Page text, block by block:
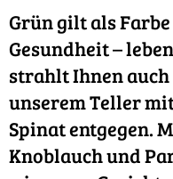
Grün gilt als
Gesundheit –
strahlt Ihnen auch
unserem Teller
Spinat entgegen.
Knoblauch und